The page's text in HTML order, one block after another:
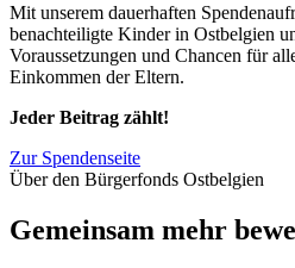
Mit unserem dauerhaften
benachteiligte Kinder in Ostbelgien
Voraussetzungen und Chancen für
Einkommen der Eltern.
Jeder Beitrag zählt!
Zur Spendenseite
Über den Bürgerfonds Ostbelgien
Gemeinsam mehr